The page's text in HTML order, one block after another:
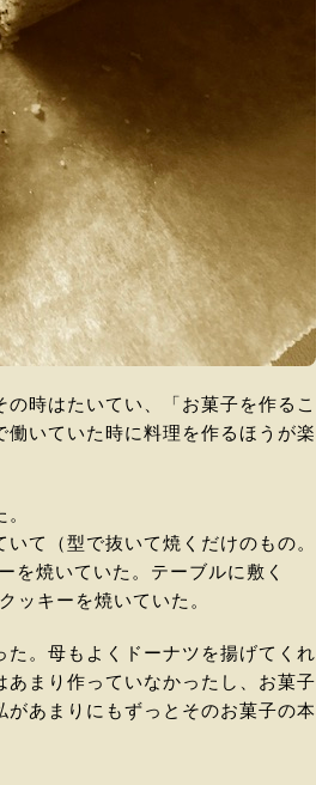
時はたいてい、「お菓子を作るこ
いていた時に料理を作るほうが楽
て（型で抜いて焼くだけのもの。
を焼いていた。テーブルに敷く
ッキーを焼いていた。
。母もよくドーナツを揚げてくれ
まり作っていなかったし、お菓子
あまりにもずっとそのお菓子の本